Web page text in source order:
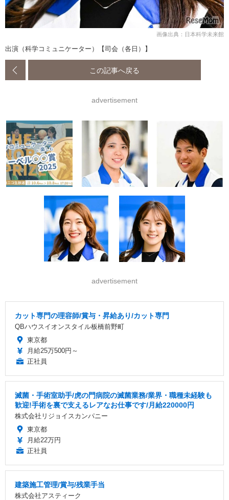
画像出典：日本科学未来館
出演（科学コミュニケーター）【司会（各日）】
この記事へ戻る
advertisement
advertisement
カット専門の理容師/賞与・昇給あり/カット専門
QBハウスイオンスタイル板橋前野町
東京都
月給25万500円～
正社員
滅菌・手術室助手/虎の門病院の滅菌業務/業界・職種未経験も
歓迎!手術を裏で支えるレアなお仕事です/月給220000円
株式会社リジョイスカンパニー
東京都
月給22万円
正社員
建築施工管理/賞与/残業手当
株式会社アスティーク